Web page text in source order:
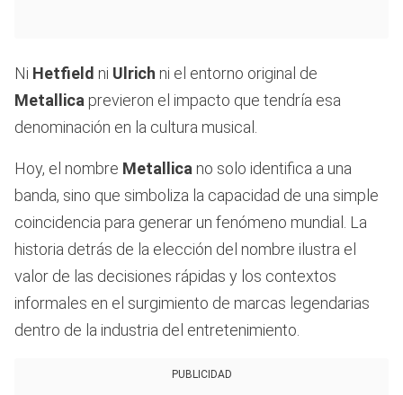
Ni Hetfield ni Ulrich ni el entorno original de
Metallica previeron el impacto que tendría esa
denominación en la cultura musical.
Hoy, el nombre Metallica no solo identifica a una
banda, sino que simboliza la capacidad de una simple
coincidencia para generar un fenómeno mundial. La
historia detrás de la elección del nombre ilustra el
valor de las decisiones rápidas y los contextos
informales en el surgimiento de marcas legendarias
dentro de la industria del entretenimiento.
PUBLICIDAD